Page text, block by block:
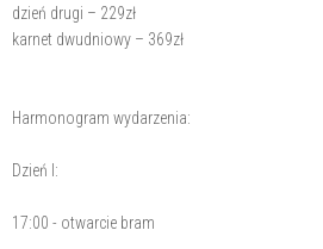
dzień drugi – 229zł
karnet dwudniowy – 369zł
Harmonogram wydarzenia:
Dzień I:
17:00 - otwarcie bram